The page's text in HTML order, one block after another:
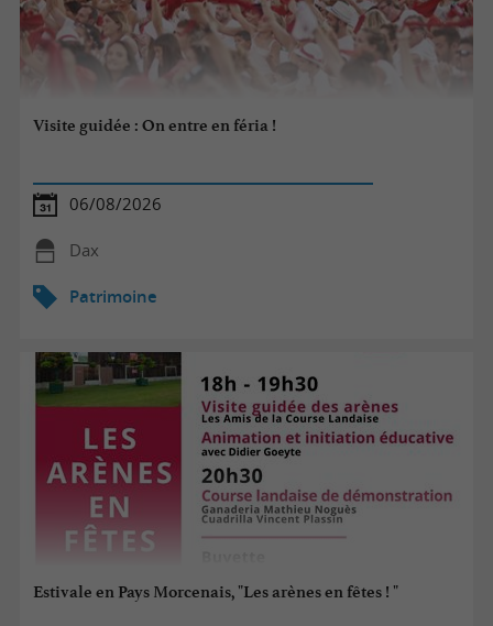
Visite guidée : On entre en féria !
06/08/2026
Dax
Patrimoine
Estivale en Pays Morcenais, "Les arènes en fêtes ! "